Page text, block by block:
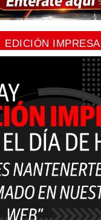
EDICIÓN IMPRESA